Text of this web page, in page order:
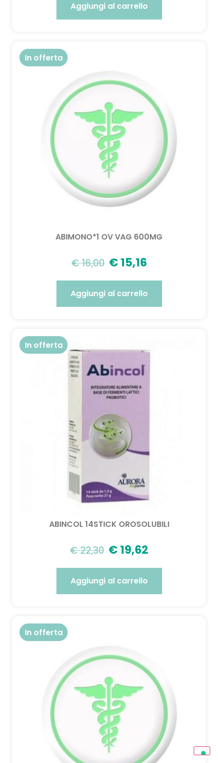
Aggiungi al carrello
In offerta
ABIMONO*1 OV VAG 600MG
€16,00 €15,16
Aggiungi al carrello
In offerta
ABINCOL 14STICK OROSOLUBILI
€22,30 €19,62
Aggiungi al carrello
In offerta